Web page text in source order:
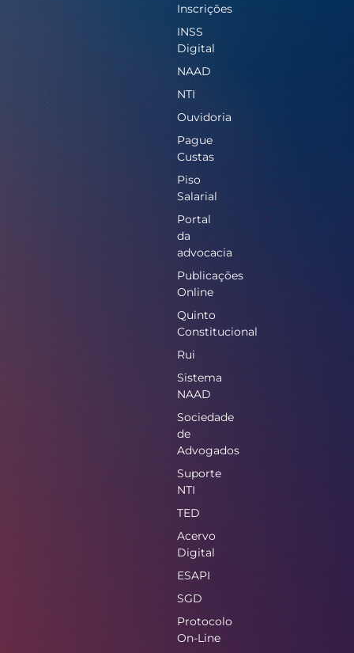
Inscrições
INSS
Digital
NAAD
NTI
Ouvidoria
Pague
Custas
Piso
Salarial
Portal
da
advocacia
Publicações
Online
Quinto
Constitucional
Rui
Sistema
NAAD
Sociedade
de
Advogados
Suporte
NTI
TED
Acervo
Digital
ESAPI
SGD
Protocolo
On-Line